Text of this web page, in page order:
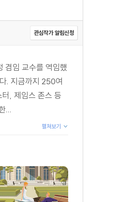
관심작가 알림신청
겸임 교수를 역임했
. 지금까지 250여
, 제임스 존스 등
...
펼쳐보기